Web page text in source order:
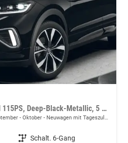
R-Line Limited 1.0 TSI 115PS, Deep-Black-Metallic, 5 JAHRE GARANTIE, ANHÄNGERKUPPLUNG, CLIMATRONIC, SITZHEIZUNG, 18" Alu, MATRIX-LED, Adaptiver Tempomat ACC, Parksensoren, Rückfahrkamera, Keyless, Abgedunkelte Scheiben, Radio "Ready2Discover" + App-Connect
- Oktober Neuwagen mit Tageszulassung
Getriebe Schalt. 6-Gang